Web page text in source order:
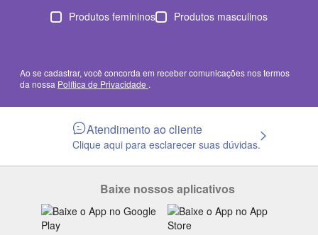
Produtos femininos Produtos masculinos
Ao se cadastrar, você concorda em receber comunicações nos termos
da nossa Política de Privacidade .
Atendimento ao cliente
Clique aqui para esclarecer suas dúvidas.
Baixe nossos aplicativos